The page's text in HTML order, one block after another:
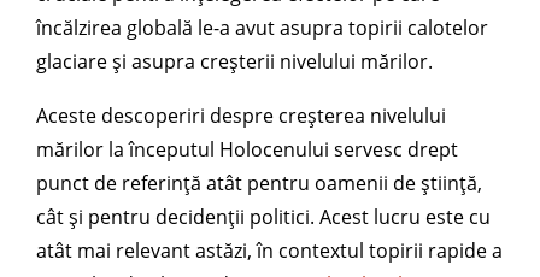
încălzirea globală le-a avut asupra topirii calotelor
glaciare și asupra creșterii nivelului mărilor.
Aceste descoperiri despre creșterea nivelului
mărilor la începutul Holocenului servesc drept
punct de referință atât pentru oamenii de știință,
cât și pentru decidenții politici. Acest lucru este cu
atât mai relevant astăzi, în contextul topirii rapide a